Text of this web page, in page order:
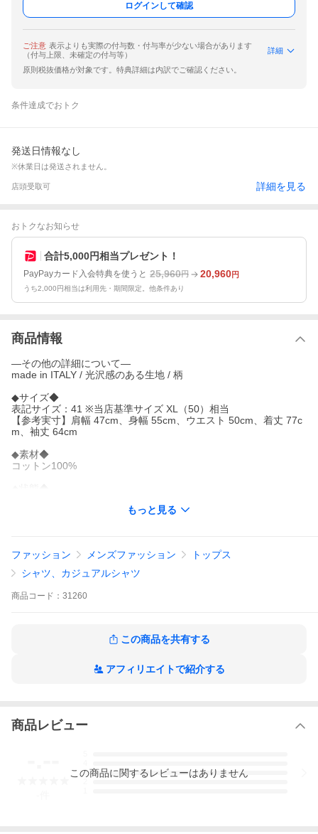
ログインして確認
ご注意 表示よりも実際の付与数・付与率が少ない場合があります
（付与上限、未確定の付与等）
詳細
原則税抜価格が対象です。特典詳細は内訳でご確認ください。
条件達成でおトク
発送日情報なし
※休業日は発送されません。
店頭受取可 詳細を見る
おトクなお知らせ
合計5,000円相当プレゼント！
PayPayカード入会特典を使うと 25,960円 20,960円
うち2,000円相当は利用先・期間限定。他条件あり
商品情報
―その他の詳細について―
made in ITALY / 光沢感のある生地 / 柄
◆サイズ◆
表記サイズ：41 ※当店基準サイズ XL（50）相当
【参考実寸】肩幅 47cm、身幅 55cm、ウエスト 50cm、着丈 77c
m、袖丈 64cm
◆素材◆
コットン100%
もっと見る
ファッション メンズファッション
トップス
シャツ、カジュアルシャツ
商品 コード： 31260
この商品を共有する
アフィリエイトで紹介する
商品レビュー
3
この商品に関するレビューはありません